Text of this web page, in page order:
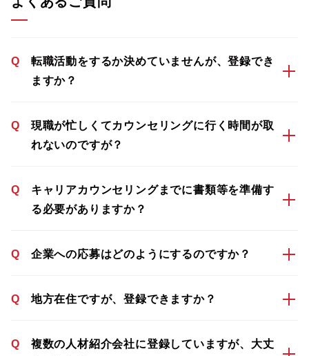
Q
転職活動をするか決めていませんが、登録でき
ますか？
Q
現職が忙しくてカウンセリングに行く時間が取
れないのですが？
Q
キャリアカウンセリングまでに書類等を準備す
る必要がありますか？
Q 企業への応募はどのようにするのですか？
Q 地方在住ですが、登録できますか？
Q
複数の人材紹介会社に登録していますが、大丈